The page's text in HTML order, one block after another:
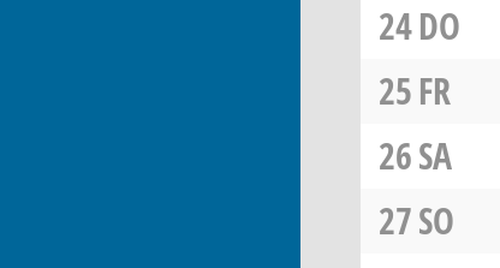
24DO
25FR
26SA
27SO